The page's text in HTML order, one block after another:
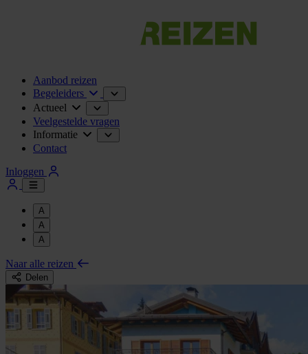
Aanbod reizen
Begeleiders
Actueel
Veelgestelde vragen
Informatie
Contact
Inloggen
A
A
A
Naar alle reizen
Delen